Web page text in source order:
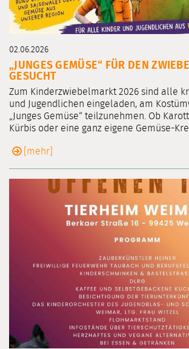
02.06.2026
„JUNGES GEMÜSE“ FÜR DEN
GESUCHT
Zum Kinderzwiebelmarkt 2026 sind alle
und Jugendlichen eingeladen, am
„Junges Gemüse“ teilzunehmen. Ob
Kürbis oder eine ganz eigene Gemüse-
[mehr]